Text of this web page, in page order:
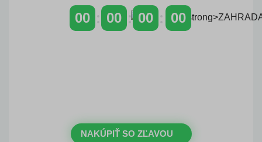
00 00 00 00
NAKÚPIŤ SO ZĽAVOU